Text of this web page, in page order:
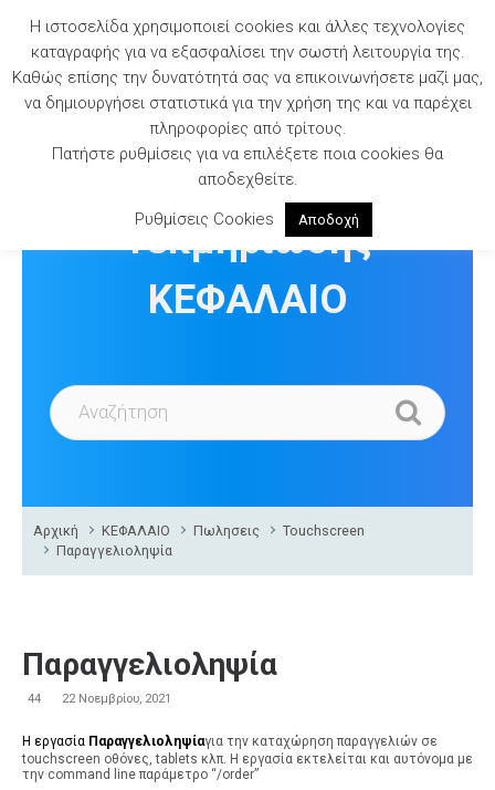
content
Βιβλιοθήκη
Τεκμηρίωσης
ΚΕΦΑΛΑΙΟ
Αρχική ΚΕΦΑΛΑΙΟ Πωλησεις
Touchscreen
Παραγγελιοληψία
Παραγγελιοληψία
44 22 Νοεμβρίου, 2021
Η εργασία Παραγγελιοληψίαγια την καταχώρηση παραγγελιών σε
touchscreen οθόνες, tablets κλπ. Η εργασία εκτελείται και αυτόνομα με
την command line παράμετρο “/order”
Η ιστοσελίδα χρησιμοποιεί cookies και άλλες τεχνολογίες
καταγραφής για να εξασφαλίσει την σωστή λειτουργία της.
Καθώς επίσης την δυνατότητά σας να επικοινωνήσετε μαζί μας,
να δημιουργήσει στατιστικά για την χρήση της και να παρέχει
πληροφορίες από τρίτους.
Πατήστε ρυθμίσεις για να επιλέξετε ποια cookies θα
αποδεχθείτε.
Ρυθμίσεις Cookies
Αποδοχή